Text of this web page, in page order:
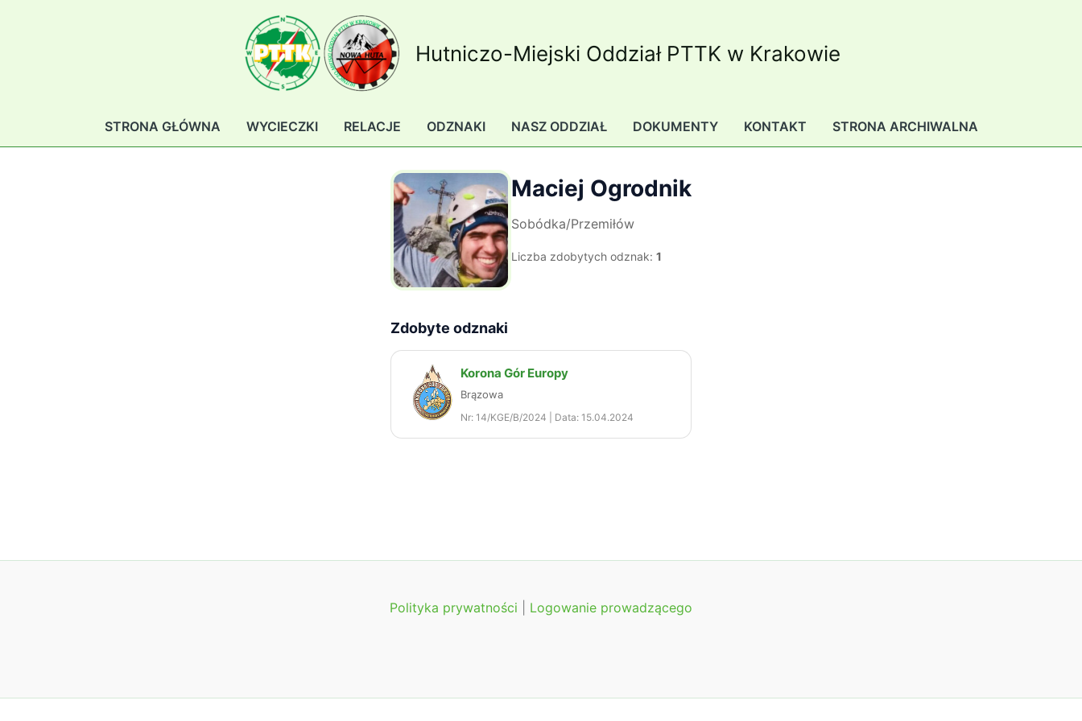
Hutniczo-Miejski Oddział PTTK w Krakowie
STRONA GŁÓWNA WYCIECZKI RELACJE ODZNAKI NASZ ODDZIAŁ DOKUMENTY KONTAKT STRONA ARCHIWALNA
Maciej Ogrodnik
Sobódka/Przemiłów
Liczba zdobytych odznak: 1
Zdobyte odznaki
Korona Gór Europy
Brązowa
Nr: 14/KGE/B/2024 | Data: 15.04.2024
Polityka prywatności Logowanie prowadzącego